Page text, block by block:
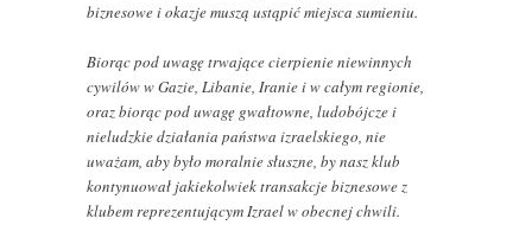
biznesowe i okazje muszą ustąpić miejsca sumieniu.
Biorąc pod uwagę trwające cierpienie niewinnych
cywilów w Gazie, Libanie, Iranie i w całym regionie,
oraz biorąc pod uwagę gwałtowne, ludobójcze i
nieludzkie działania państwa izraelskiego, nie
uważam, aby było moralnie słuszne, by nasz klub
kontynuował jakiekolwiek transakcje biznesowe z
klubem reprezentującym Izrael w obecnej chwili.